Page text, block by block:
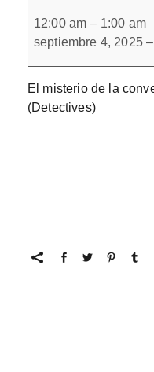
misterio
de
la
12:00 am – 1:00 am
septiembre 4, 2025
El misterio de la
(Detectives)